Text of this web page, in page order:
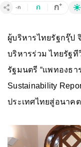
-ก ก ก+
ผู้บริหารไทยรัฐกรุ๊ป
บริหารร่วม ไทยรัฐ
รัฐมนตรี “แพทองธา
Sustainability
ประเทศไทยสู่อนาค